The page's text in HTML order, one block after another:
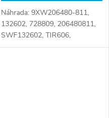
Náhrada: 9XW206480-811,
132602, 728809, 206480811,
SWF132602, TIR606,
VAL728809 Číslo karty: